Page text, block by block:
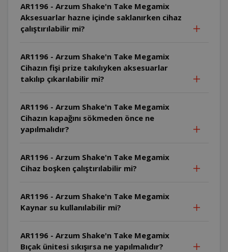
AR1196 - Arzum Shake'n Take Megamix
Aksesuarlar hazne içinde saklanırken cihaz
çalıştırılabilir mi?
AR1196 - Arzum Shake'n Take Megamix
Cihazın fişi prize takılıyken aksesuarlar
takılıp çıkarılabilir mi?
AR1196 - Arzum Shake'n Take Megamix
Cihazın kapağını sökmeden önce ne
yapılmalıdır?
AR1196 - Arzum Shake'n Take Megamix
Cihaz boşken çalıştırılabilir mi?
AR1196 - Arzum Shake'n Take Megamix
Kaynar su kullanılabilir mi?
AR1196 - Arzum Shake'n Take Megamix
Bıçak ünitesi sıkışırsa ne yapılmalıdır?